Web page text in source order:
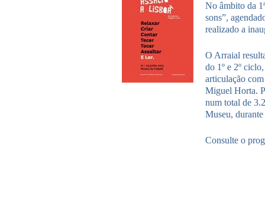
No âmbito da
sons”,
realizado a
O Arraial
do 1º e 2º
articulação
Miguel Horta.
num total de
Museu,
Consulte o